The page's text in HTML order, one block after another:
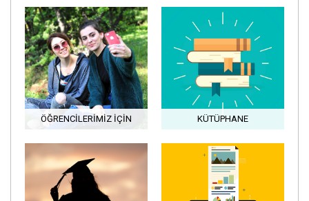
ÖĞRENCILERIMIZ İÇIN KÜTÜPHANE